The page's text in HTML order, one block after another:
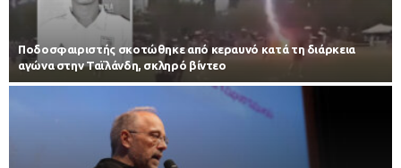
Ποδοσφαιριστής σκοτώθηκε από κεραυνό κατά τη διάρκεια
αγώνα στην Ταϊλάνδη, σκληρό βίντεο